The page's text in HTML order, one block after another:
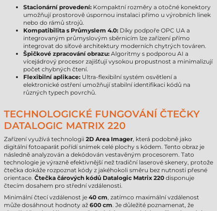
Stacionární provedení: Kompaktní rozměry a otočné konektory
umožňují prostorově úspornou instalaci přímo u výrobních linek
nebo do rámů strojů.
Kompatibilita s Průmyslem 4.0: Díky podpoře OPC UA a
integrovaným průmyslovým sběrnicím lze zařízení přímo
integrovat do síťové architektury moderních chytrých továren.
Špičkové zpracování obrazu: Algoritmy s podporou AI a
vícejádrový procesor zajišťují vysokou propustnost a minimalizují
počet chybných čtení.
Flexibilní aplikace: Ultra-flexibilní systém osvětlení a
elektronické ostření umožňují stabilní identifikaci kódů na
různých typech povrchů.
TECHNOLOGICKÉ FUNGOVÁNÍ ČTEČKY
DATALOGIC MATRIX 220
Zařízení využívá technologii 2D Area Imager, která podobně jako
digitální fotoaparát pořídí snímek celé plochy s kódem. Tento obraz je
následně analyzován a dekódován vestavěným procesorem. Tato
technologie je výrazně efektivnější než tradiční laserové skenery, protože
čtečka dokáže rozpoznat kódy z jakéhokoli směru bez nutnosti přesné
orientace. Čtečka čárových kódů Datalogic Matrix 220 disponuje
čtecím dosahem pro střední vzdálenosti.
Minimální čtecí vzdálenost je 40 cm, zatímco maximální vzdálenost
může dosáhnout hodnoty až 600 cm. Je důležité poznamenat, že